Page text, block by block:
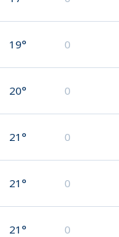
19° 0
20° 0
21° 0
21° 0
21° 0